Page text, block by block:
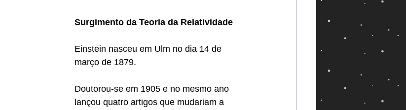
Surgimento da Teoria da Relatividade
Einstein nasceu em Ulm no dia 14 de
março de 1879.
Doutorou-se em 1905 e no mesmo ano
lançou quatro artigos que mudariam a